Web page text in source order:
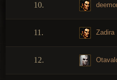
10.
11. Zadira
12.